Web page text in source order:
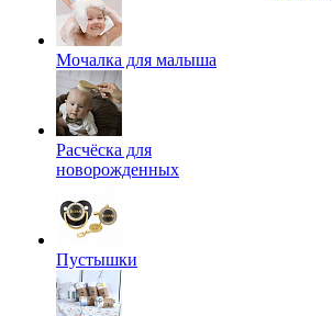
Мочалка для малыша
Расчёска для
новорожденных
Пустышки